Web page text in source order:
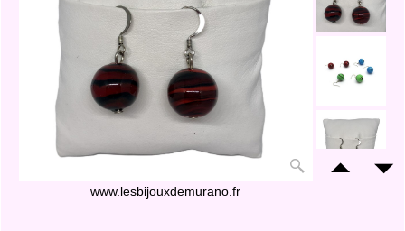
www.lesbijouxdemurano.fr